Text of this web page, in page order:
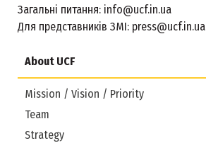
About UCF
Mission / Vision / Priority
Team
Strategy
Загальні питання: info@ucf.in.ua
Для представників ЗМІ: press@ucf.in.ua